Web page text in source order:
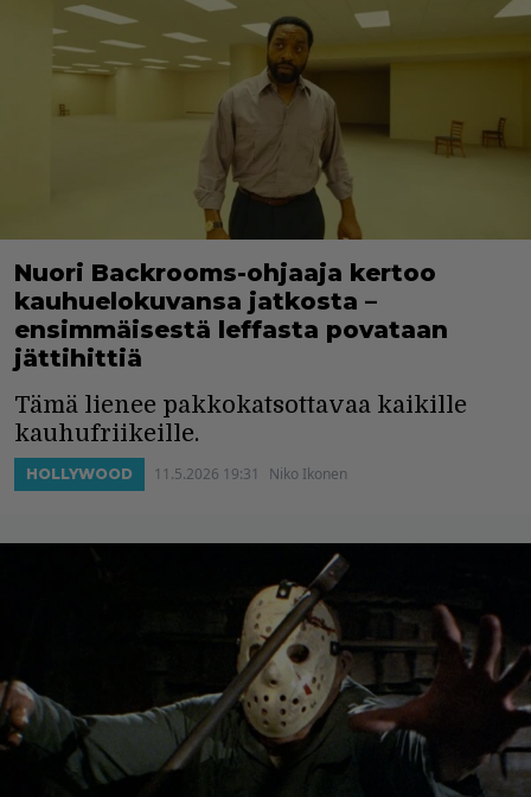
Nuori Backrooms-ohjaaja kertoo
kauhuelokuvansa jatkosta –
ensimmäisestä leffasta povataan
jättihittiä
Tämä lienee pakkokatsottavaa kaikille
kauhufriikeille.
HOLLYWOOD 11.5.2026 19:31 Niko Ikonen